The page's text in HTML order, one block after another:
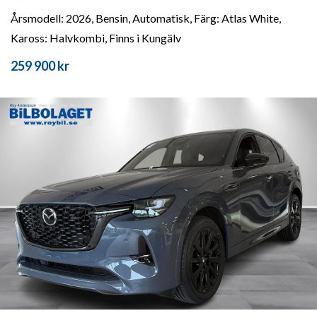
Årsmodell: 2026, Bensin, Automatisk, Färg: Atlas White,
Kaross: Halvkombi, Finns i Kungälv
259 900 kr